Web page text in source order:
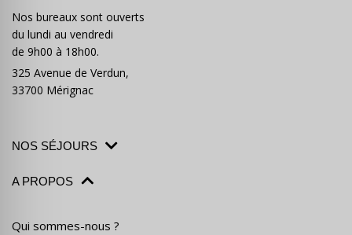
Nos bureaux sont ouverts
du lundi au vendredi
de 9h00 à 18h00.
325 Avenue de Verdun,
33700 Mérignac
NOS SÉJOURS
A PROPOS
Qui sommes-nous ?